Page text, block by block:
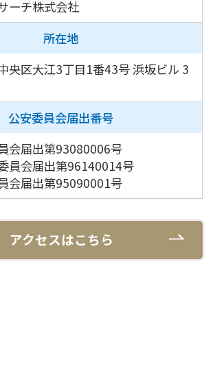
ーチ株式会社
所在地
央区大江3丁目1番43号浜坂ビル 3
公安委員会届出番号
会届出第93080006号
員会届出第96140014号
会届出第95090001号
アクセスはこちら